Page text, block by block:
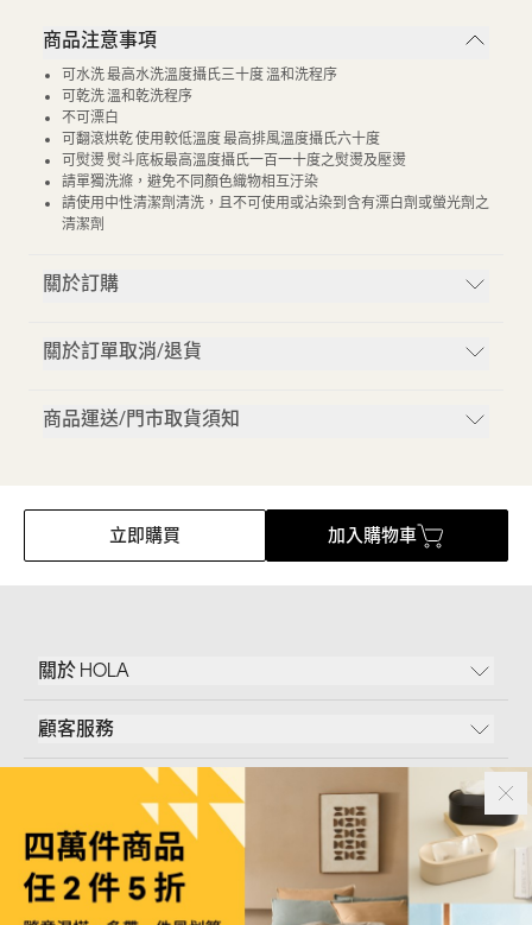
商品注意事項
可水洗 最高水洗溫度攝氏三十度 溫和洗程序
可乾洗 溫和乾洗程序
不可漂白
可翻滾烘乾 使用較低溫度 最高排風溫度攝氏六十度
可熨燙 熨斗底板最高溫度攝氏一百一十度之熨燙及壓燙
請單獨洗滌，避免不同顏色織物相互汙染
請使用中性清潔劑清洗，且不可使用或沾染到含有漂白劑或螢光劑之
清潔劑
關於訂購
關於訂單取消/退貨
商品運送/門市取貨須知
立即購買 加入購物車
關於 HOLA
顧客服務
Follow Us